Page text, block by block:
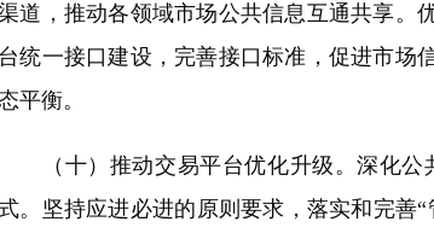
道，推动各领域市场公共信息互通共享。
台统一接口建设，完善接口标准，促进市场
平衡。
（十）推动交易平台优化升级。深化公
。坚持应进必进的原则要求，落实和完善